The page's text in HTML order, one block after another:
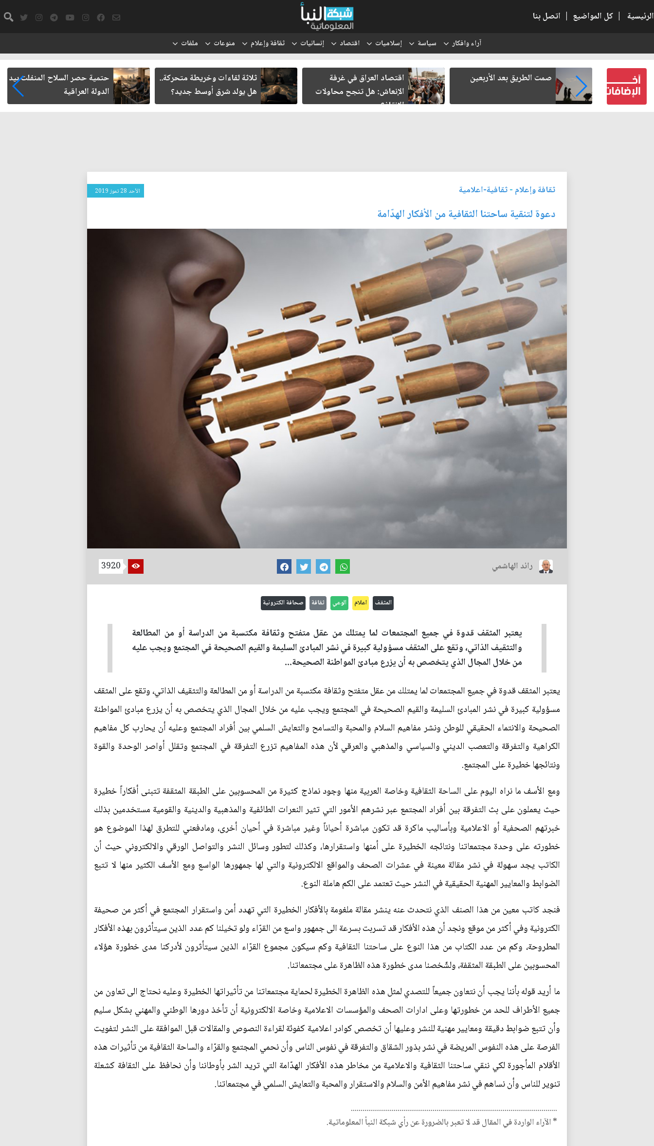
الرئيسية | كل المواضيع | اتصل بنا
آراء وافكار سياسة إسلاميات اقتصاد إنسانيات ثقافة وإعلام منوعات ملفات
كيف
وتتراجع
صمت الطريق بعد الأربعين
اقتصاد العراق في غرفة
الإنعاش: هل تنجح محاولات
الإنقاذ؟
ثلاثة لقاءات وخريطة متحركة..
هل يولد شرق أوسط جديد؟
حتمية حصر السلاح المنفلت بيد
الدولة العراقية
ثقافة وإعلام -ثقافية-اعلامية الأحد 28 تموز 2019
دعوة لتنقية ساحتنا الثقافية من الأفكار الهدّامة
رائد الهاشمي 3920
المثقف اعلام الوعي ثقافة صحافة الكترونية
يعتبر المثقف قدوة في جميع المجتمعات لما يمتلك من عقل متفتح وثقافة مكتسبة من الدراسة أو من المطالعة
والتثقيف الذاتي، وتقع على المثقف مسؤولية كبيرة في نشر المبادئ السليمة والقيم الصحيحة في المجتمع ويجب عليه
من خلال المجال الذي يتخصص به أن يزرع مبادئ المواطنة الصحيحة...
يعتبر المثقف قدوة في جميع المجتمعات لما يمتلك من عقل متفتح وثقافة مكتسبة من الدراسة أو من المطالعة والتثقيف الذاتي، وتقع على المثقف
مسؤولية كبيرة في نشر المبادئ السليمة والقيم الصحيحة في المجتمع ويجب عليه من خلال المجال الذي يتخصص به أن يزرع مبادئ المواطنة
الصحيحة والانتماء الحقيقي للوطن ونشر مفاهيم السلام والمحبة والتسامح والتعايش السلمي بين أفراد المجتمع وعليه أن يحارب كل مفاهيم
الكراهية والتفرقة والتعصب الديني والسياسي والمذهبي والعرقي لأن هذه المفاهيم تزرع التفرقة في المجتمع وتقلل أواصر الوحدة والقوة
ونتائجها خطيرة على المجتمع.
ومع الأسف ما نراه اليوم على الساحة الثقافية وخاصة العربية منها وجود نماذج كثيرة من المحسوبين على الطبقة المثقفة تتبنى أفكاراً خطيرة
حيث يعملون على بث التفرقة بين أفراد المجتمع عبر نشرهم الأمور التي تثير النعرات الطائفية والمذهبية والدينية والقومية مستخدمين بذلك
خبرتهم الصحفية أو الاعلامية وبأساليب ماكرة قد تكون مباشرة أحياناً وغير مباشرة في أحيان أخرى، ومادفعني للتطرق لهذا الموضوع هو
خطورته على وحدة مجتمعاتنا ونتائجه الخطيرة على أمنها واستقرارها، وكذلك لتطور وسائل النشر والتواصل الورقي والالكتروني حيث أن
الكاتب يجد سهولة في نشر مقالة معينة في عشرات الصحف والمواقع الالكترونية والتي لها جمهورها الواسع ومع الأسف الكثير منها لا تتبع
الضوابط والمعايير المهنية الحقيقية في النشر حيث تعتمد على الكم هاملة النوع.
فنجد كاتب معين من هذا الصنف الذي نتحدث عنه ينشر مقالة ملغومة بالأفكار الخطيرة التي تهدد أمن واستقرار المجتمع في أكثر من صحيفة
الكترونية وفي أكثر من موقع ونجد أن هذه الأفكار قد تسربت بسرعة الى جمهور واسع من القرّاء ولو تخيلنا كم عدد الذين سيتأثرون بهذه الأفكار
المطروحة، وكم من عدد الكتاب من هذا النوع على ساحتنا الثقافية وكم سيكون مجموع القرّاء الذين سيتأثرون لأدركنا مدى خطورة هؤلاء
المحسوبين على الطبقة المثقفة، ولشّخصنا مدى خطورة هذه الظاهرة على مجتمعاتنا.
ما أريد قوله بأننا يجب أن نتعاون جميعاً للتصدي لمثل هذه الظاهرة الخطيرة لحماية مجتمعاتنا من تأثيراتها الخطيرة وعليه نحتاج الى تعاون من
جميع الأطراف للحد من خطورتها وعلى ادارات الصحف والمؤسسات الاعلامية وخاصة الالكترونية أن تأخذ دورها الوطني والمهني بشكل سليم
وأن تتبع ضوابط دقيقة ومعايير مهنية للنشر وعليها أن تخصص كوادر اعلامية كفوئة لقراءة النصوص والمقالات قبل الموافقة على النشر لتفويت
الفرصة على هذه النفوس المريضة في نشر بذور الشقاق والتفرقة في نفوس الناس وأن نحمي المجتمع والقرّاء والساحة الثقافية من تأثيرات هذه
الأقلام المأجورة لكي ننقي ساحتنا الثقافية والاعلامية من مخاطر هذه الأفكار الهدّامة التي تريد الشر بأوطاننا وأن نحافظ على الثقافة كشعلة
تنوير للناس وأن نساهم في نشر مفاهيم الأمن والسلام والاستقرار والمحبة والتعايش السلمي في مجتمعاتنا.
..........................................................................................................
* الآراء الواردة في المقال قد لا تعبر بالضرورة عن رأي شبكة النبأ المعلوماتية.